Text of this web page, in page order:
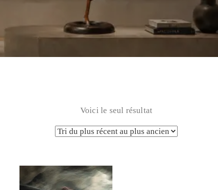
Voici le seul résultat